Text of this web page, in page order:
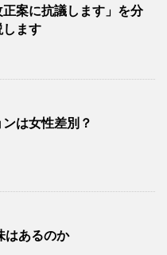
正案に抗議します」を分
します
は女性差別？
はあるのか